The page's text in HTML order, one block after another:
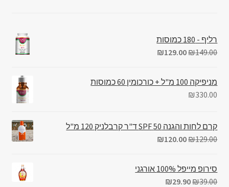
רליף - 180 כמוסות
₪149.00
₪129.00
מניפיקה 100 מ"ל + כורכומין 60 כמוסות
₪330.00
קרם לחות והגנה 50 SPF ד"ר קרבלניק 120 מ"ל
₪129.00
₪120.00
סירופ מייפל 100% אורגני
₪39.00
₪29.90